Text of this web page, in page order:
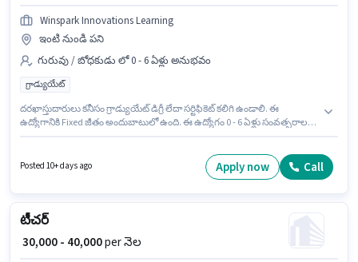
Winspark Innovations Learning
ఇంటి నుండి పని
గురువు / బోధకుడు లో 0 - 6 ఏళ్లు అనుభవం
గ్రాడ్యుయేట్
దరఖాస్తుదారులు కనీసం గ్రాడ్యుయేట్ డిగ్రీ లేదా సర్టిఫికెట్ కలిగి ఉండాలి. ఈ
ఉద్యోగానికి Fixed జీతం అందుబాటులో ఉంది. ఈ ఉద్యోగం 0 - 6 ఏళ్లు సంవత్సరాల
Learning లో గురువు / బోధకుడు విభాగంలో టీచర్ గా చేరండి.
Posted 10+ days ago Apply now Call
టీచర్
₹ 30,000 - 40,000per నెల